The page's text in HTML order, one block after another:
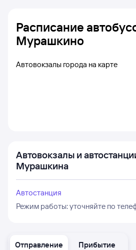
Отправление Прибытие
Расписание
Мурашкино
Автовокзалы города на карте
Автовокзалы и
Мурашкина
Автостанция
Режим работы:уточняйте по